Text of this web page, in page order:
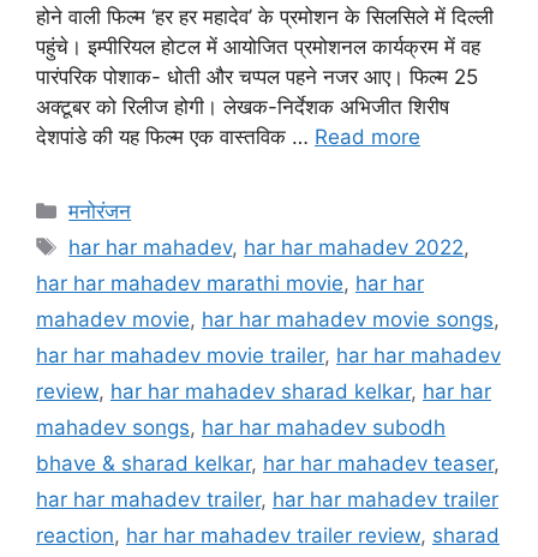
होने वाली फिल्म ‘हर हर महादेव’ के प्रमोशन के सिलसिले में दिल्ली
पहुंचे। इम्पीरियल होटल में आयोजित प्रमोशनल कार्यक्रम में वह
पारंपरिक पोशाक- धोती और चप्पल पहने नजर आए। फिल्म 25
अक्टूबर को रिलीज होगी। लेखक-निर्देशक अभिजीत शिरीष
देशपांडे की यह फिल्म एक वास्तविक … Read more
मनोरंजन
har har mahadev, har har mahadev 2022,
har har mahadev marathi movie, har har
mahadev movie, har har mahadev movie songs,
har har mahadev movie trailer, har har mahadev
review, har har mahadev sharad kelkar, har har
mahadev songs, har har mahadev subodh
bhave & sharad kelkar, har har mahadev teaser,
har har mahadev trailer, har har mahadev trailer
reaction, har har mahadev trailer review, sharad